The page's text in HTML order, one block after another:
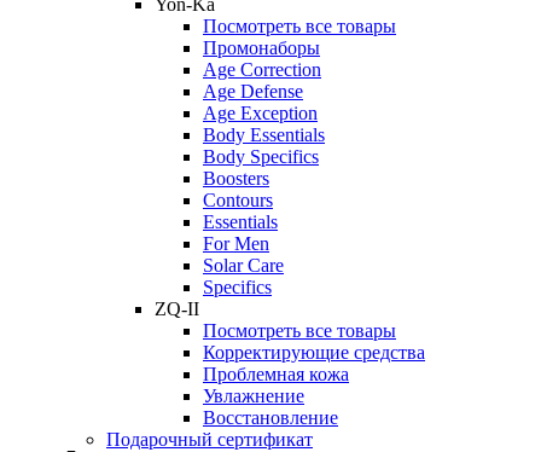
Yon-Ka
Посмотреть все товары
Промонаборы
Age Correction
Age Defense
Age Exception
Body Essentials
Body Specifics
Boosters
Contours
Essentials
For Men
Solar Care
Specifics
ZQ-II
Посмотреть все товары
Корректирующие средства
Проблемная кожа
Увлажнение
Восстановление
Подарочный сертификат